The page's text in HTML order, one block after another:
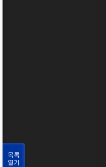
목록
열기